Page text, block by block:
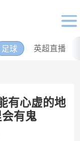
足球 英超直播
有心虚的地
有鬼